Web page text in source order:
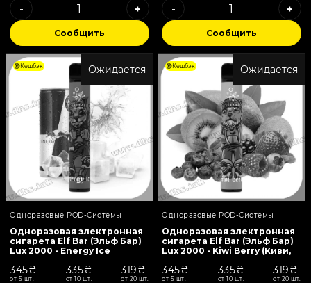
- +
Сообщить
- +
Сообщить
Ожидается
Кешбэк
Одноразовые POD-Системы
Одноразовая электронная
сигарета Elf Bar (Эльф Бар)
Lux 2000 - Energy Ice
(Энергетик, Лед)
345₴
от 5 шт.
335₴
от 10 шт.
319₴
от 20 шт.
Ожидается
Кешбэк
Одноразовые POD-Системы
Одноразовая электронная
сигарета Elf Bar (Эльф Бар)
Lux 2000 - Kiwi Berry (Киви,
Ягоды)
345₴
от 5 шт.
335₴
от 10 шт.
319₴
от 20 шт.